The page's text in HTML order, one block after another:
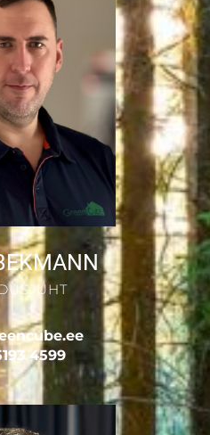
4599